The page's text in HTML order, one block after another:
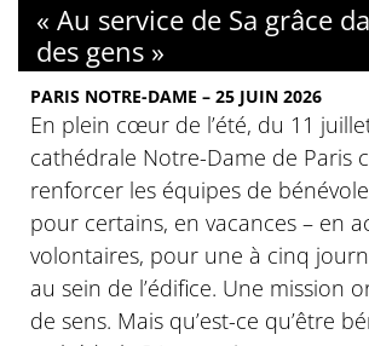
« Au service de Sa grâce
des gens »
PARIS NOTRE-DAME – 25 JUIN 2026
En plein cœur de l’été, du 11
cathédrale Notre-Dame de Paris
renforcer les équipes de
pour certains, en vacances – en
volontaires, pour une à cinq
au sein de l’édifice. Une mission
de sens. Mais qu’est-ce qu’être